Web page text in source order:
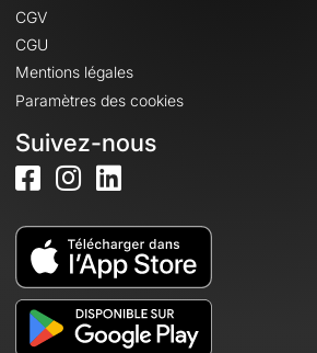
CGV
CGU
Mentions légales
Paramètres des cookies
Suivez-nous